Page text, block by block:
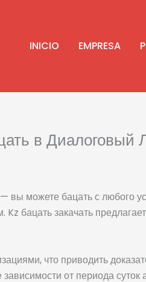
INICIO EMPRESA
в
можете бацать с любого
Kz бацать закачать
что приводить
от периода